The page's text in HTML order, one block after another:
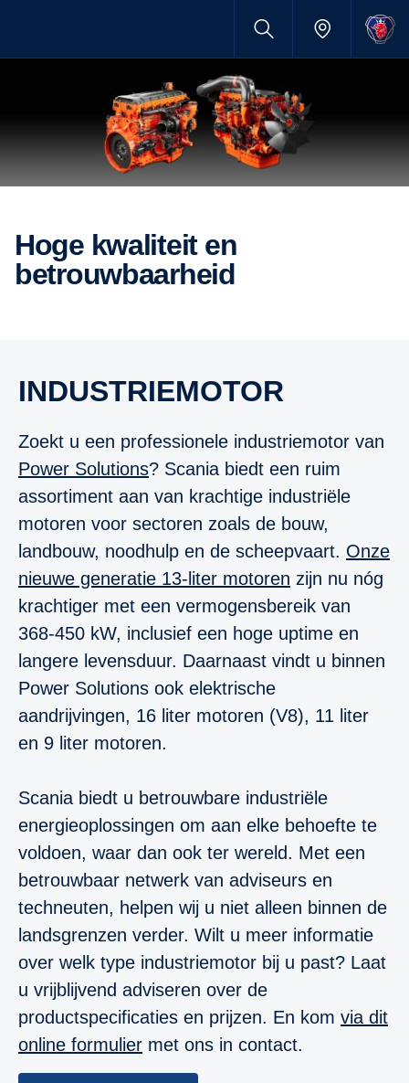
Hoge kwaliteit en
betrouwbaarheid
INDUSTRIEMOTOR
Zoekt u een professionele industriemotor van
Power Solutions? Scania biedt een ruim
assortiment aan van krachtige industriële
motoren voor sectoren zoals de bouw,
landbouw, noodhulp en de scheepvaart. Onze
nieuwe generatie 13-liter motoren zijn nu nóg
krachtiger met een vermogensbereik van
368-450 kW, inclusief een hoge uptime en
langere levensduur. Daarnaast vindt u binnen
Power Solutions ook elektrische
aandrijvingen, 16 liter motoren (V8), 11 liter
en 9 liter motoren.
Scania biedt u betrouwbare industriële
energieoplossingen om aan elke behoefte te
voldoen, waar dan ook ter wereld. Met een
betrouwbaar netwerk van adviseurs en
techneuten, helpen wij u niet alleen binnen de
landsgrenzen verder. Wilt u meer informatie
over welk type industriemotor bij u past? Laat
u vrijblijvend adviseren over de
productspecificaties en prijzen. En kom via dit
online formulier met ons in contact.